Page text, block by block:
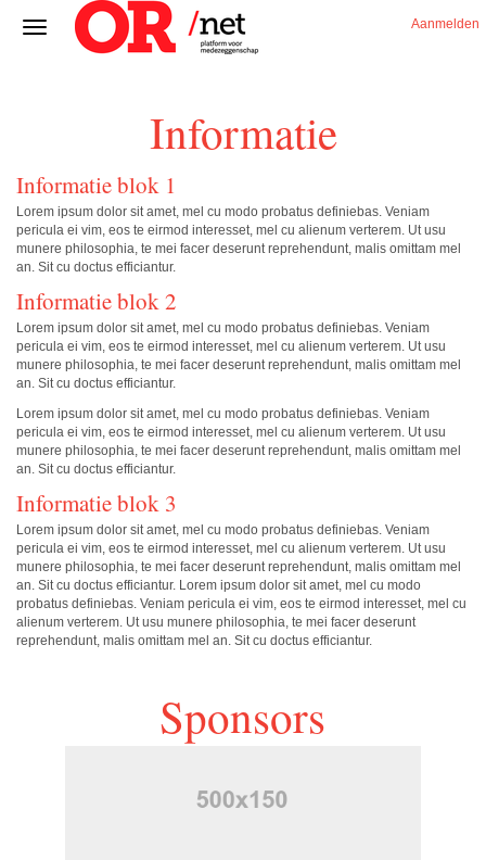
Aanmelden
Informatie
Informatie blok 1
Lorem ipsum dolor sit amet, mel cu modo probatus definiebas. Veniam
pericula ei vim, eos te eirmod interesset, mel cu alienum verterem. Ut usu
munere philosophia, te mei facer deserunt reprehendunt, malis omittam mel
an. Sit cu doctus efficiantur.
Informatie blok 2
Lorem ipsum dolor sit amet, mel cu modo probatus definiebas. Veniam
pericula ei vim, eos te eirmod interesset, mel cu alienum verterem. Ut usu
munere philosophia, te mei facer deserunt reprehendunt, malis omittam mel
an. Sit cu doctus efficiantur.
Lorem ipsum dolor sit amet, mel cu modo probatus definiebas. Veniam
pericula ei vim, eos te eirmod interesset, mel cu alienum verterem. Ut usu
munere philosophia, te mei facer deserunt reprehendunt, malis omittam mel
an. Sit cu doctus efficiantur.
Informatie blok 3
Lorem ipsum dolor sit amet, mel cu modo probatus definiebas. Veniam
pericula ei vim, eos te eirmod interesset, mel cu alienum verterem. Ut usu
munere philosophia, te mei facer deserunt reprehendunt, malis omittam mel
an. Sit cu doctus efficiantur. Lorem ipsum dolor sit amet, mel cu modo
probatus definiebas. Veniam pericula ei vim, eos te eirmod interesset, mel cu
alienum verterem. Ut usu munere philosophia, te mei facer deserunt
reprehendunt, malis omittam mel an. Sit cu doctus efficiantur.
Sponsors